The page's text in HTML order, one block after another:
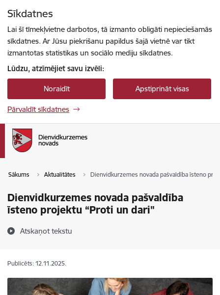
Sīkdatnes
Lai šī tīmekļvietne darbotos, tā izmanto obligāti nepieciešamās
sīkdatnes. Ar Jūsu piekrišanu papildus šajā vietnē var tikt
izmantotas statistikas un sociālo mediju sīkdatnes.
Lūdzu, atzīmējiet savu izvēli:
Noraidīt Apstiprināt visas
Pārvaldīt sīkdatnes
Sākums Aktualitātes Dienvidkurzemes novada pašvaldība īsteno
Dienvidkurzemes novada pašvaldība
īsteno projektu “Proti un dari"
Atskaņot tekstu
Publicēts: 12.11.2025.